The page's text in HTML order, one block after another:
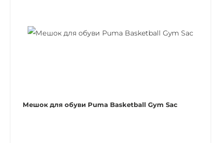
Мешок для обуви Puma Basketball Gym Sac